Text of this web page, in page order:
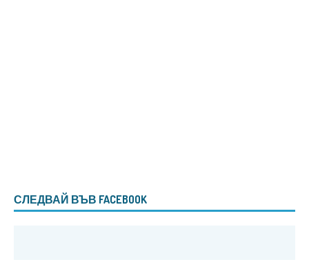
СЛЕДВАЙ ВЪВ FACEBOOK